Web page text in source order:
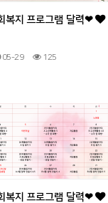
복지 프로그램 달력❤
05-29 125
복지 프로그램 달력❤